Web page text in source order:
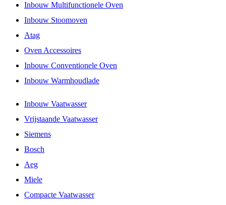
Inbouw Multifunctionele Oven
Inbouw Stoomoven
Atag
Oven Accessoires
Inbouw Conventionele Oven
Inbouw Warmhoudlade
Inbouw Vaatwasser
Vrijstaande Vaatwasser
Siemens
Bosch
Aeg
Miele
Compacte Vaatwasser